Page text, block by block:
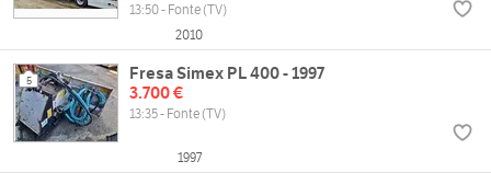
13:50 - Fonte (TV)
2010
5
Fresa Simex PL 400 - 1997
3.700 €
13:35 - Fonte (TV)
1997